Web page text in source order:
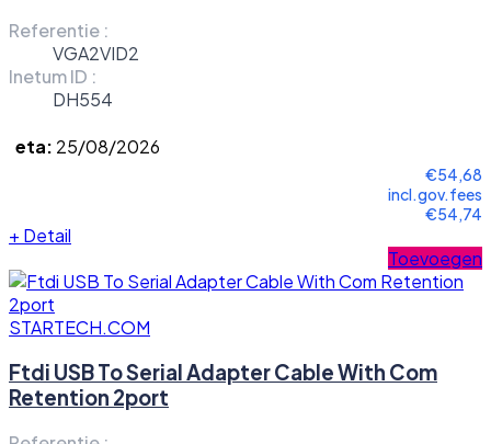
Referentie :
VGA2VID2
Inetum ID :
DH554
eta: 25/08/2026
€54,68
incl.gov.fees
€54,74
+ Detail
Toevoegen
STARTECH.COM
Ftdi USB To Serial Adapter Cable With Com
Retention 2port